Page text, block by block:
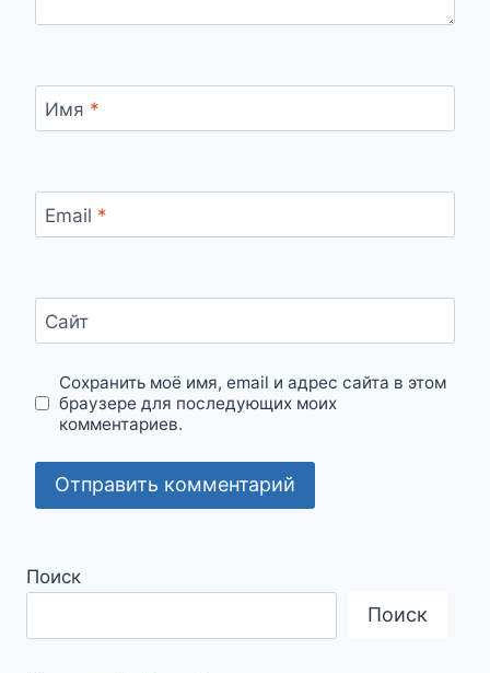
Имя *
Email *
Сайт
Сохранить моё имя, email и адрес сайта в этом
браузере для последующих моих
комментариев.
Поиск
Поиск